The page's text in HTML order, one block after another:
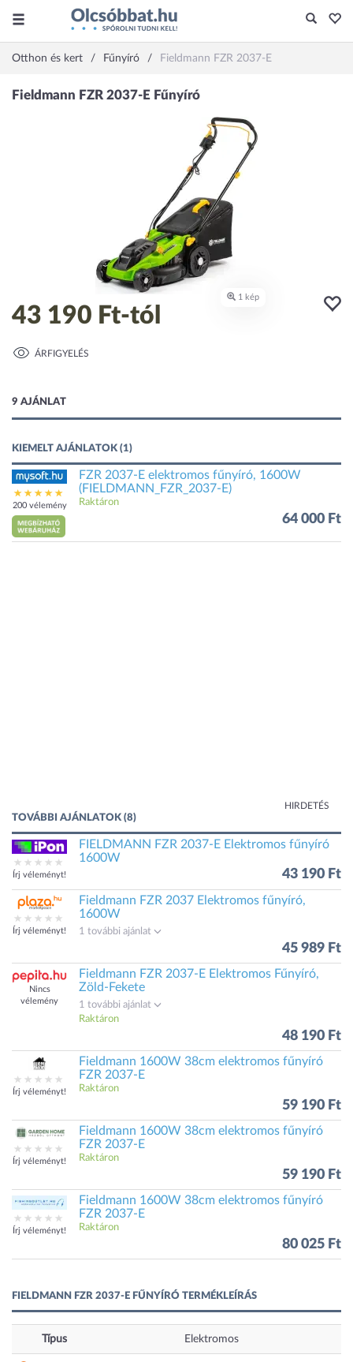
Otthon és kert Fűnyíró Fieldmann FZR 2037-E
43 190 Ft-tól
ÁRFIGYELÉS
9 AJÁNLAT
KIEMELT AJÁNLATOK (1)
200 vélemény
FZR 2037-E elektromos fűnyíró, 1600W
(FIELDMANN_FZR_2037-E)
Raktáron
64 000 Ft
HIRDETÉS
TOVÁBBI AJÁNLATOK (8)
Írj véleményt!
FIELDMANN FZR 2037-E Elektromos fűnyíró
1600W
43 190 Ft
Írj véleményt!
Fieldmann FZR 2037 Elektromos fűnyíró,
1600W
1 további ajánlat
45 989 Ft
Nincs
vélemény
Fieldmann FZR 2037-E Elektromos Fűnyíró,
Zöld-Fekete
1 további ajánlat
Raktáron
48 190 Ft
Írj véleményt!
Fieldmann 1600W 38cm elektromos fűnyíró
FZR 2037-E
Raktáron
59 190 Ft
Írj véleményt!
Fieldmann 1600W 38cm elektromos fűnyíró
FZR 2037-E
Raktáron
59 190 Ft
Írj véleményt!
Fieldmann 1600W 38cm elektromos fűnyíró
FZR 2037-E
Raktáron
80 025 Ft
FIELDMANN FZR 2037-E FŰNYÍRÓ TERMÉKLEÍRÁS
Típus Elektromos